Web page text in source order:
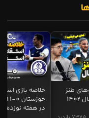
طنز
خلاصه بازی
در هفته نوزدهم